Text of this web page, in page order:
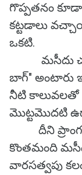
గొప్పతనం
కట్టడాలు
ఒకటి.
మసీదు
బాగ్" అంటారు
నీటి కాలువలతో
మొట్టమొదటి
దీని
కొంతమంది
వారసత్వపు